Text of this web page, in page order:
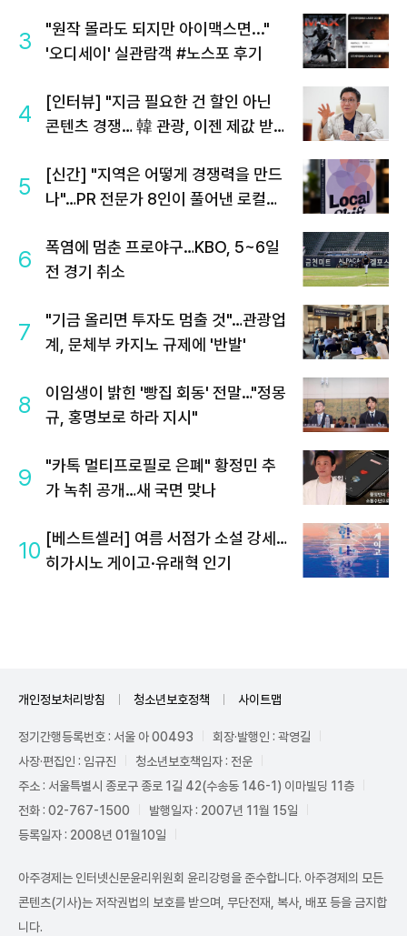
3
"원작 몰라도 되지만 아이맥스면..."
'오디세이' 실관람객 #노스포 후기
4
[인터뷰] "지금 필요한 건 할인 아닌
콘텐츠 경쟁… 韓 관광, 이젠 제값 받아
5
[신간] "지역은 어떻게 경쟁력을 만드
나"…PR 전문가 8인이 풀어낸 로컬의
6
폭염에 멈춘 프로야구…KBO, 5~6일
전 경기 취소
7
"기금 올리면 투자도 멈출 것"…관광업
계, 문체부 카지노 규제에 '반발'
8
이임생이 밝힌 '빵집 회동' 전말…"정몽
규, 홍명보로 하라 지시"
9
"카톡 멀티프로필로 은폐" 황정민 추
가 녹취 공개…새 국면 맞나
10 [베스트셀러] 여름 서점가 소설 강세…
히가시노 게이고·유래혁 인기
개인정보처리방침 청소년보호정책 사이트맵
정기간행등록번호 : 서울 아 00493
회장·발행인 : 곽영길
사장·편집인 : 임규진
청소년보호책임자 : 전운
주소 : 서울특별시 종로구 종로 1길 42(수송동 146-1) 이마빌딩 11층
전화 : 02-767-1500
발행일자 : 2007년 11월 15일
등록일자 : 2008년 01월10일
아주경제는 인터넷신문윤리위원회 윤리강령을 준수합니다. 아주경제의 모든
콘텐츠(기사)는 저작권법의 보호를 받으며, 무단전재, 복사, 배포 등을 금지합
니다.